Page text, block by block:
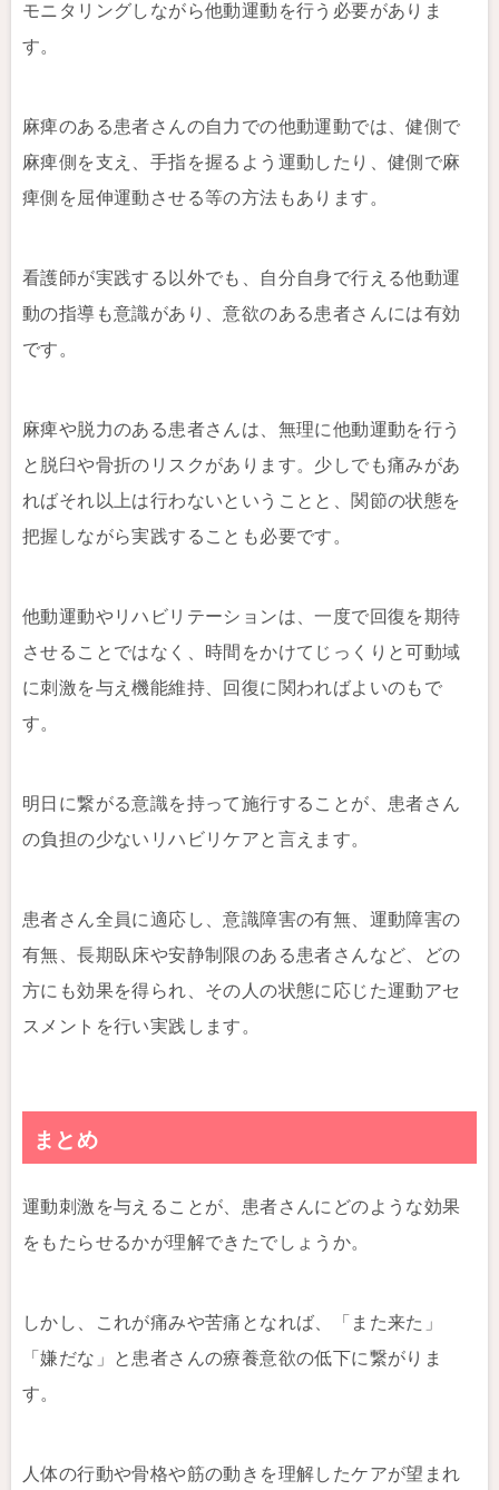
モニタリングしながら他動運動を行う必要がありま
す。
麻痺のある患者さんの自力での他動運動では、健側で
麻痺側を支え、手指を握るよう運動したり、健側で麻
痺側を屈伸運動させる等の方法もあります。
看護師が実践する以外でも、自分自身で行える他動運
動の指導も意識があり、意欲のある患者さんには有効
です。
麻痺や脱力のある患者さんは、無理に他動運動を行う
と脱臼や骨折のリスクがあります。少しでも痛みがあ
ればそれ以上は行わないということと、関節の状態を
把握しながら実践することも必要です。
他動運動やリハビリテーションは、一度で回復を期待
させることではなく、時間をかけてじっくりと可動域
に刺激を与え機能維持、回復に関わればよいのもで
す。
明日に繋がる意識を持って施行することが、患者さん
の負担の少ないリハビリケアと言えます。
患者さん全員に適応し、意識障害の有無、運動障害の
有無、長期臥床や安静制限のある患者さんなど、どの
方にも効果を得られ、その人の状態に応じた運動アセ
スメントを行い実践します。
まとめ
運動刺激を与えることが、患者さんにどのような効果
をもたらせるかが理解できたでしょうか。
しかし、これが痛みや苦痛となれば、「また来た」
「嫌だな」と患者さんの療養意欲の低下に繋がりま
す。
人体の行動や骨格や筋の動きを理解したケアが望まれ